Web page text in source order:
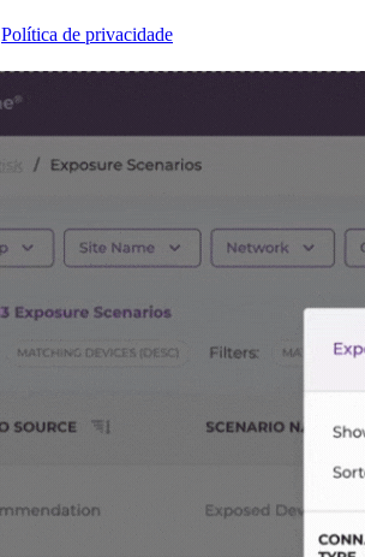
Política de privacidade